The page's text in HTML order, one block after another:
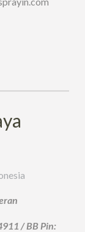
/ BB Pin: